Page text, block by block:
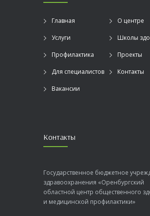
Главная О центре
Услуги Школы
Профилактика Проекты
Для специалистов Контакты
Вакансии
Контакты
Государственное бюджетное
здравоохранения «Оренбургский
областной центр общественного
и медицинской профилактики»